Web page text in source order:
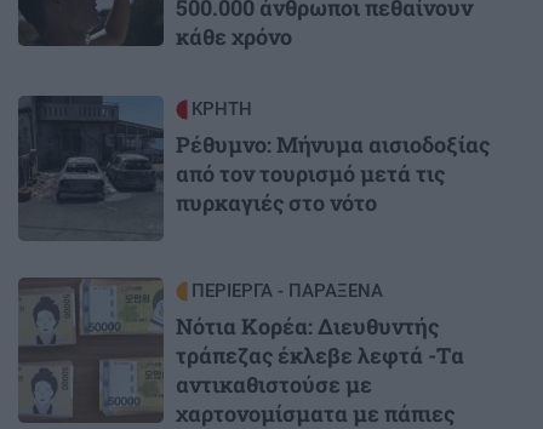
500.000 άνθρωποι πεθαίνουν
κάθε χρόνο
Image ΚΡΗΤΗ
Ρέθυμνο: Μήνυμα αισιοδοξίας
από τον τουρισμό μετά τις
πυρκαγιές στο νότο
Image ΠΕΡΙΕΡΓΑ - ΠΑΡΑΞΕΝΑ
Νότια Κορέα: Διευθυντής
τράπεζας έκλεβε λεφτά -Tα
αντικαθιστούσε με
χαρτονομίσματα με πάπιες